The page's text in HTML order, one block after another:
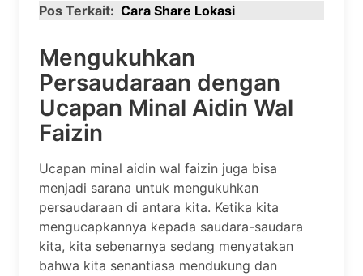
Pos Terkait: Cara Share Lokasi
Mengukuhkan
Persaudaraan dengan
Ucapan Minal Aidin Wal
Faizin
Ucapan minal aidin wal faizin juga bisa
menjadi sarana untuk mengukuhkan
persaudaraan di antara kita. Ketika kita
mengucapkannya kepada saudara-saudara
kita, kita sebenarnya sedang menyatakan
bahwa kita senantiasa mendukung dan